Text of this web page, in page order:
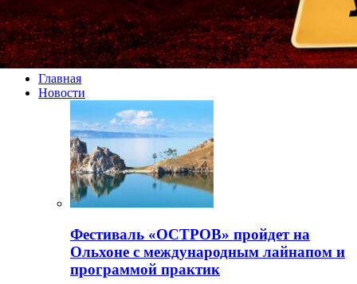
Главная
Новости
Фестиваль «ОСТРОВ» пройдет на
Ольхоне с международным лайнапом и
программой практик